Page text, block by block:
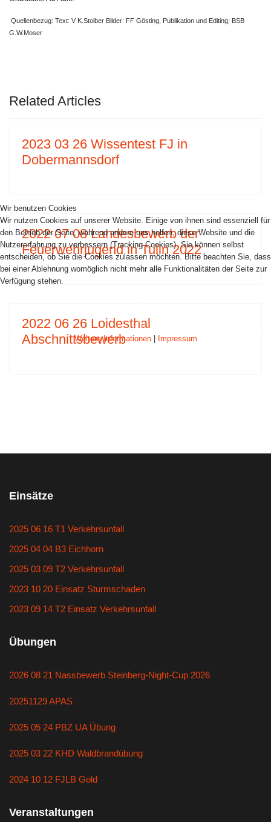
Quellenbezug: Text: V K.Stoiber Bilder: FF Gösting, Publikation und Editing; BSB
G.W.Moser
Related Articles
2023 03 26 Wissentest FJ in
Dobermannsdorf
2022 07 08 Landesbewerb der
Feuerwehrjugend in Tulln 2022
2022 06 26 Loidesthal
Abschnittsbewerb
Einsätze
2025 06 16 T1 Verkehrsunfall
2025 04 04 B3 Eichhorn
2025 03 09 T2 Verkehrsunfall
2023 10 20 Einsatz Sturmschaden
2023 09 14 T2 Einsatz Verkehrsunfall
Übungen
2026 08 21 Nassbewerb Steinberg-Night-Cup 2026
20251129 APAS
2025 05 24 PBZ UA Übung
2025 03 22 KHD Waldbrandübung
2024 10 12 FJLB Gold
Veranstaltungen
Wir benutzen Cookies
Wir nutzen Cookies auf unserer Website. Einige von ihnen sind essenziell für
den Betrieb der Seite, während andere uns helfen, diese Website und die
Nutzererfahrung zu verbessern (Tracking Cookies). Sie können selbst
entscheiden, ob Sie die Cookies zulassen möchten. Bitte beachten Sie, dass
bei einer Ablehnung womöglich nicht mehr alle Funktionalitäten der Seite zur
Verfügung stehen.
Weitere Informationen| Impressum